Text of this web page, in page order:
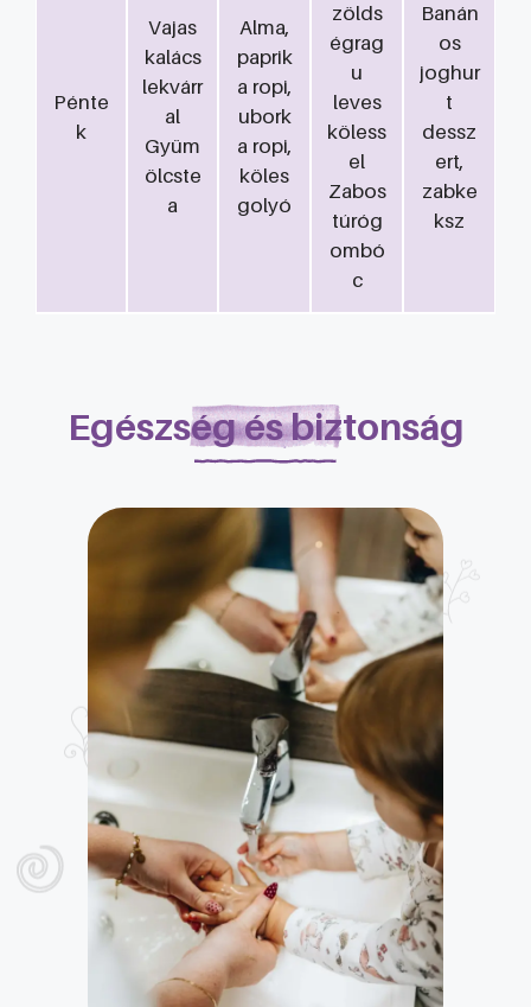
Pénte
k
Vajas
kalács
lekvárr
al
Gyüm
ölcste
a
Alma,
paprik
a ropi,
ubork
a ropi,
köles
golyó
zölds
égrag
u
leves
köless
el
Zabos
túróg
ombó
c
Banán
os
joghur
t
dessz
ert,
zabke
ksz
Egészség és biztonság